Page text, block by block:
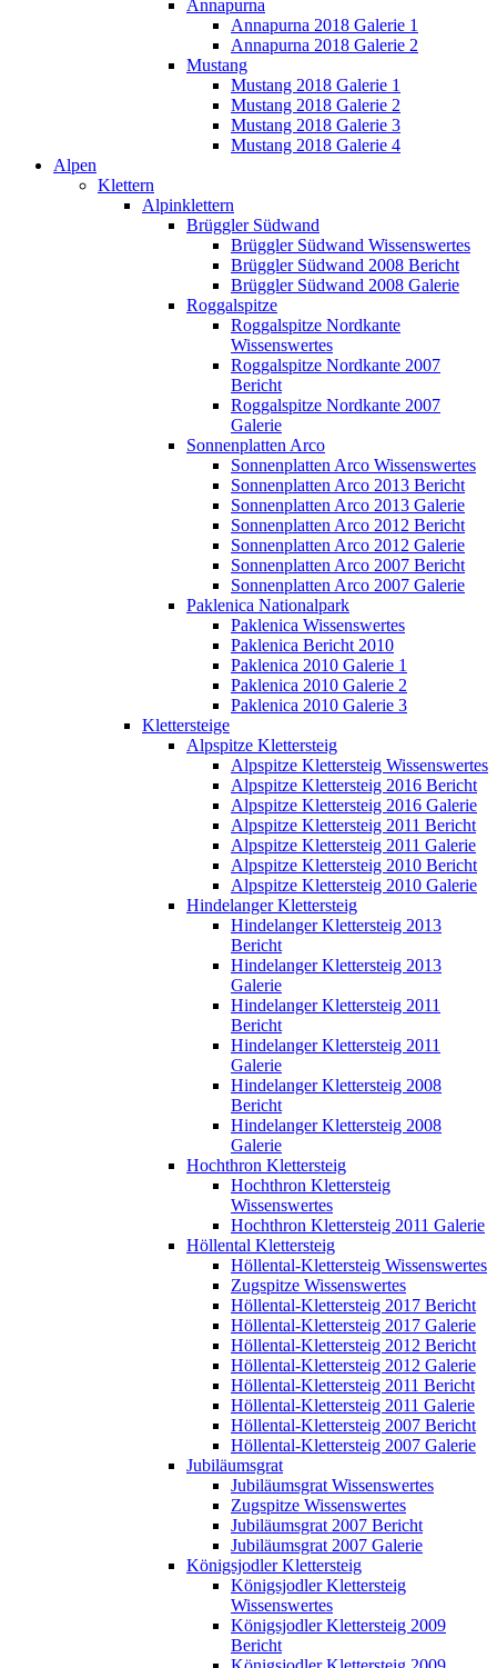
Annapurna
Annapurna 2018 Galerie 1
Annapurna 2018 Galerie 2
Mustang
Mustang 2018 Galerie 1
Mustang 2018 Galerie 2
Mustang 2018 Galerie 3
Mustang 2018 Galerie 4
Alpen
Klettern
Alpinklettern
Brüggler Südwand
Brüggler Südwand Wissenswertes
Brüggler Südwand 2008 Bericht
Brüggler Südwand 2008 Galerie
Roggalspitze
Roggalspitze Nordkante
Wissenswertes
Roggalspitze Nordkante 2007
Bericht
Roggalspitze Nordkante 2007
Galerie
Sonnenplatten Arco
Sonnenplatten Arco Wissenswertes
Sonnenplatten Arco 2013 Bericht
Sonnenplatten Arco 2013 Galerie
Sonnenplatten Arco 2012 Bericht
Sonnenplatten Arco 2012 Galerie
Sonnenplatten Arco 2007 Bericht
Sonnenplatten Arco 2007 Galerie
Paklenica Nationalpark
Paklenica Wissenswertes
Paklenica Bericht 2010
Paklenica 2010 Galerie 1
Paklenica 2010 Galerie 2
Paklenica 2010 Galerie 3
Klettersteige
Alpspitze Klettersteig
Alpspitze Klettersteig Wissenswertes
Alpspitze Klettersteig 2016 Bericht
Alpspitze Klettersteig 2016 Galerie
Alpspitze Klettersteig 2011 Bericht
Alpspitze Klettersteig 2011 Galerie
Alpspitze Klettersteig 2010 Bericht
Alpspitze Klettersteig 2010 Galerie
Hindelanger Klettersteig
Hindelanger Klettersteig 2013
Bericht
Hindelanger Klettersteig 2013
Galerie
Hindelanger Klettersteig 2011
Bericht
Hindelanger Klettersteig 2011
Galerie
Hindelanger Klettersteig 2008
Bericht
Hindelanger Klettersteig 2008
Galerie
Hochthron Klettersteig
Hochthron Klettersteig
Wissenswertes
Hochthron Klettersteig 2011 Galerie
Höllental Klettersteig
Höllental-Klettersteig Wissenswertes
Zugspitze Wissenswertes
Höllental-Klettersteig 2017 Bericht
Höllental-Klettersteig 2017 Galerie
Höllental-Klettersteig 2012 Bericht
Höllental-Klettersteig 2012 Galerie
Höllental-Klettersteig 2011 Bericht
Höllental-Klettersteig 2011 Galerie
Höllental-Klettersteig 2007 Bericht
Höllental-Klettersteig 2007 Galerie
Jubiläumsgrat
Jubiläumsgrat Wissenswertes
Zugspitze Wissenswertes
Jubiläumsgrat 2007 Bericht
Jubiläumsgrat 2007 Galerie
Königsjodler Klettersteig
Königsjodler Klettersteig
Wissenswertes
Königsjodler Klettersteig 2009
Bericht